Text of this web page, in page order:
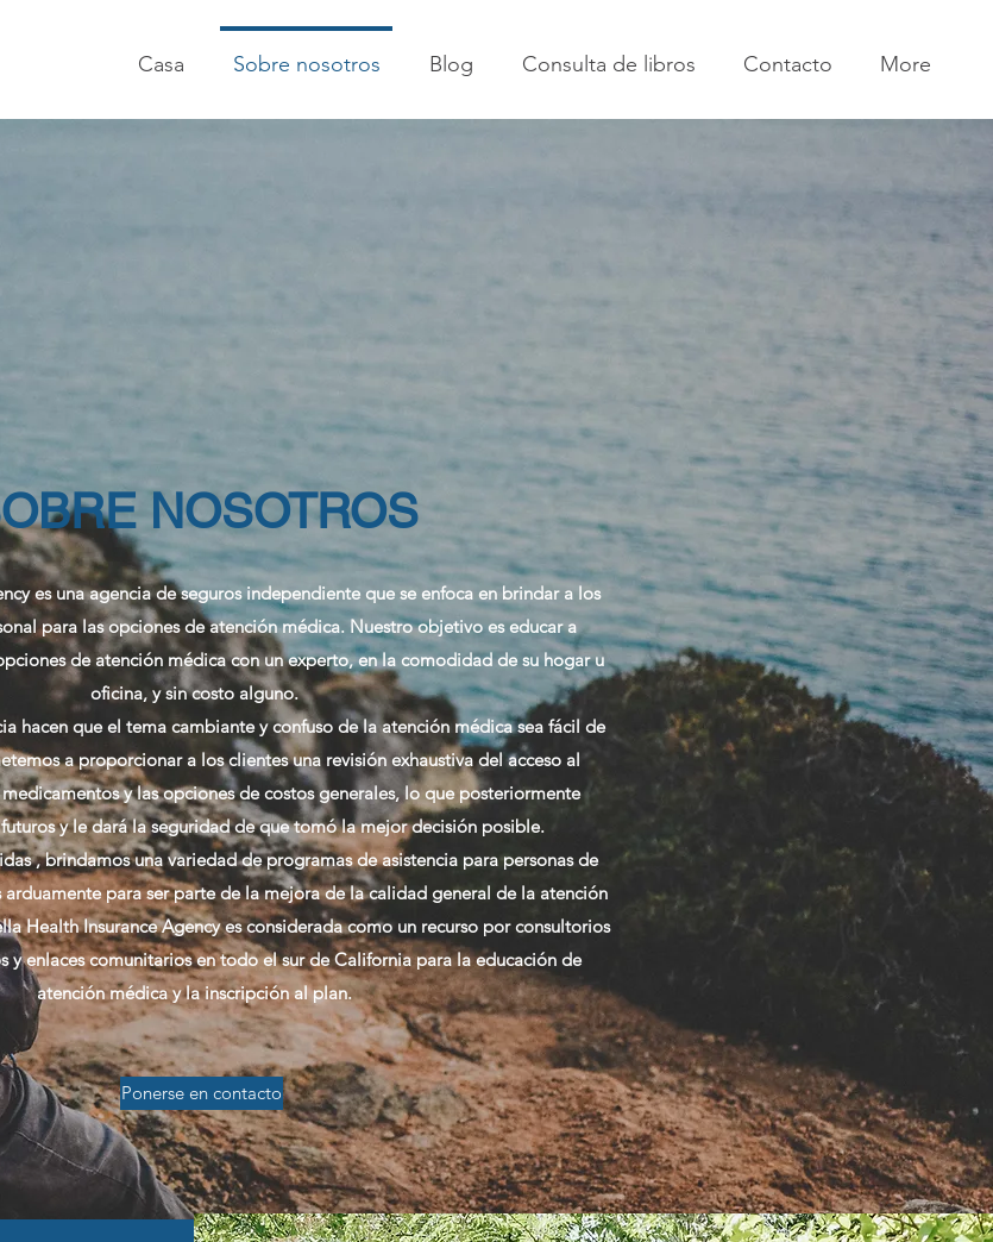
Casa Sobre nosotros Blog Consulta de libros Contacto More
NOSOTROS
es una agencia de seguros independiente que se enfoca en brindar a los
para las opciones de atención médica. Nuestro objetivo es educar a
de atención médica con un experto, en la comodidad de su hogar u
oficina, y sin costo alguno.
hacen que el tema cambiante y confuso de la atención médica sea fácil de
a proporcionar a los clientes una revisión exhaustiva del acceso al
y las opciones de costos generales, lo que posteriormente
y le dará la seguridad de que tomó la mejor decisión posible.
, brindamos una variedad de programas de asistencia para personas de
para ser parte de la mejora de la calidad general de la atención
Health Insurance Agencyes considerada como un recurso por consultorios
y enlaces comunitarios en todo el sur de California para la educación de
atención médica y la inscripción al plan.
Ponerse en contacto